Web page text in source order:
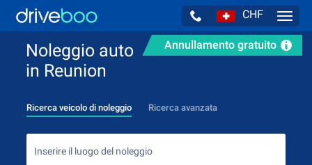
CHF
Annullamento gratuito
Noleggio auto
in Reunion
Ricerca veicolo di noleggio Ricerca avanzata
Inserire il luogo del noleggio